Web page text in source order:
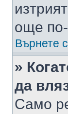
още по-
Върнете
»
да
Само